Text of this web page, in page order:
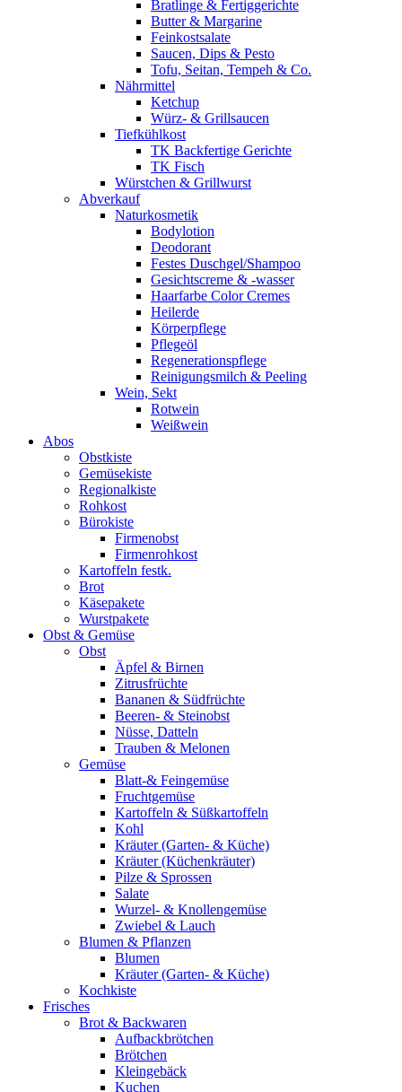
Bratlinge & Fertiggerichte
Butter & Margarine
Feinkostsalate
Saucen, Dips & Pesto
Tofu, Seitan, Tempeh & Co.
Nährmittel
Ketchup
Würz- & Grillsaucen
Tiefkühlkost
TK Backfertige Gerichte
TK Fisch
Würstchen & Grillwurst
Abverkauf
Naturkosmetik
Bodylotion
Deodorant
Festes Duschgel/Shampoo
Gesichtscreme & -wasser
Haarfarbe Color Cremes
Heilerde
Körperpflege
Pflegeöl
Regenerationspflege
Reinigungsmilch & Peeling
Wein, Sekt
Rotwein
Weißwein
Abos
Obstkiste
Gemüsekiste
Regionalkiste
Rohkost
Bürokiste
Firmenobst
Firmenrohkost
Kartoffeln festk.
Brot
Käsepakete
Wurstpakete
Obst & Gemüse
Obst
Äpfel & Birnen
Zitrusfrüchte
Bananen & Südfrüchte
Beeren- & Steinobst
Nüsse, Datteln
Trauben & Melonen
Gemüse
Blatt-& Feingemüse
Fruchtgemüse
Kartoffeln & Süßkartoffeln
Kohl
Kräuter (Garten- & Küche)
Kräuter (Küchenkräuter)
Pilze & Sprossen
Salate
Wurzel- & Knollengemüse
Zwiebel & Lauch
Blumen & Pflanzen
Blumen
Kräuter (Garten- & Küche)
Kochkiste
Frisches
Brot & Backwaren
Aufbackbrötchen
Brötchen
Kleingebäck
Kuchen